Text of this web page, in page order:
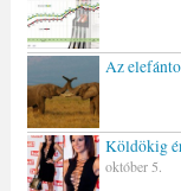
Az
Köldökig
október 5.